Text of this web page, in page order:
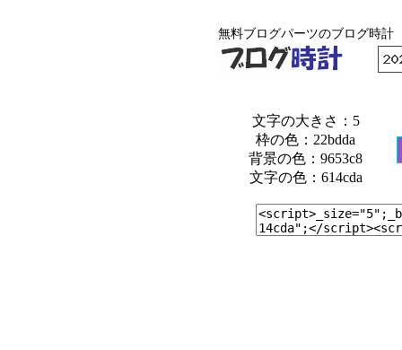
無料ブログパーツのブログ時計
文字の大きさ：5
枠の色：22bdda
背景の色：9653c8
文字の色：614cda